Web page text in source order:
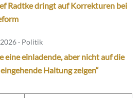
Radtke dringt auf Korrekturen bei
· Politik
eine einladende, aber nicht auf die
Haltung zeigen“